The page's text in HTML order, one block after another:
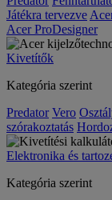
Játékra tervezve
Acer ProDesigner
Kivetítők
Kategória szerint
Predator Vero
szórakoztatás
Elektronika és
Kategória szerint